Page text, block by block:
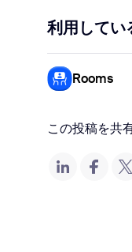
利用してい
Rooms
この投稿を共